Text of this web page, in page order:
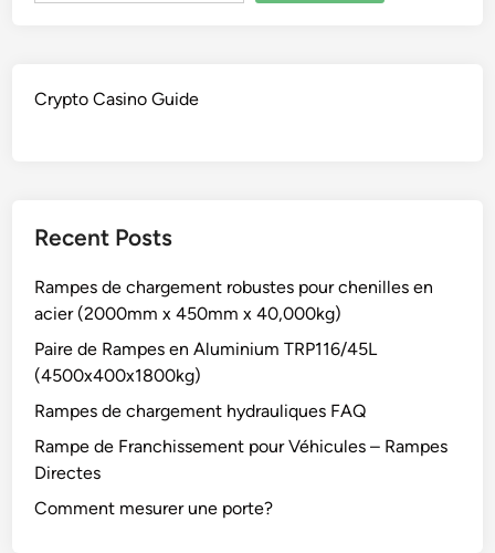
Crypto Casino Guide
Recent Posts
Rampes de chargement robustes pour chenilles en
acier (2000mm x 450mm x 40,000kg)
Paire de Rampes en Aluminium TRP116/45L
(4500x400x1800kg)
Rampes de chargement hydrauliques FAQ
Rampe de Franchissement pour Véhicules – Rampes
Directes
Comment mesurer une porte?